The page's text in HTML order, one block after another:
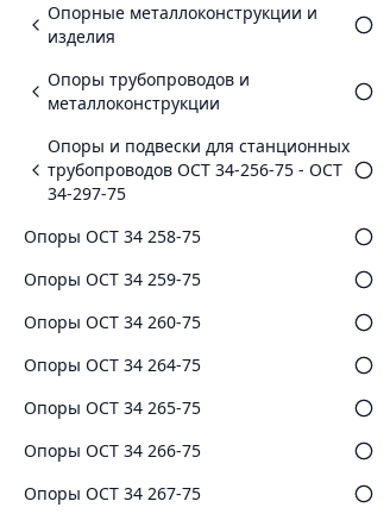
Опорные металлоконструкции и
изделия
Опоры трубопроводов и
металлоконструкции
Опоры и подвески для станционных
трубопроводов ОСТ 34-256-75 - ОСТ
34-297-75
Опоры ОСТ 34 258-75
Опоры ОСТ 34 259-75
Опоры ОСТ 34 260-75
Опоры ОСТ 34 264-75
Опоры ОСТ 34 265-75
Опоры ОСТ 34 266-75
Опоры ОСТ 34 267-75